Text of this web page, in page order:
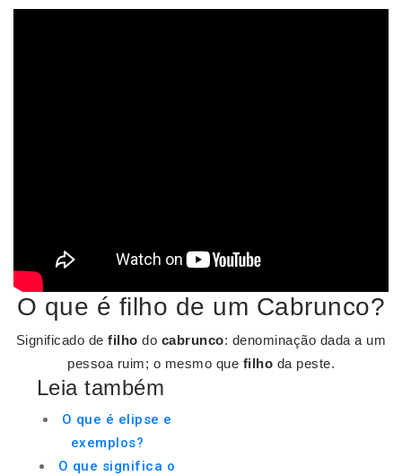
O que é filho de um Cabrunco?
Significado defilho do cabrunco: denominação dada a um
pessoa ruim; o mesmo que filho da peste.
Leia também
O que é elipse e
exemplos?
O que significa o